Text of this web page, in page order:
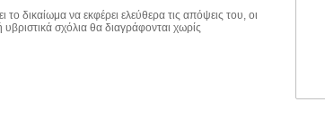
δικαίωμα να εκφέρει ελεύθερα τις απόψεις του, οι
σχόλια θα διαγράφονται χωρίς